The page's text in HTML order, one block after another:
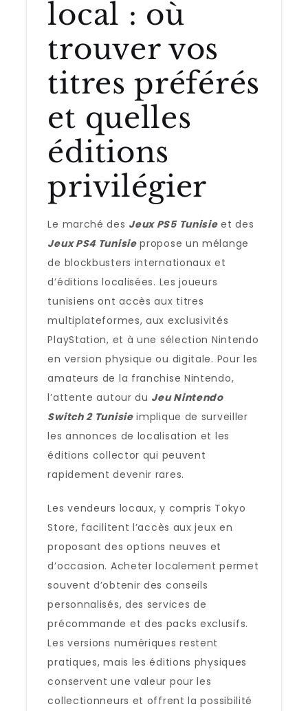
local : où
trouver vos
titres préférés
et quelles
éditions
privilégier
Le marché des Jeux PS5 Tunisieet des
Jeux PS4 Tunisiepropose un mélange
de blockbusters internationaux et
d’éditions localisées. Les joueurs
tunisiens ont accès aux titres
multiplateformes, aux exclusivités
PlayStation, et à une sélection Nintendo
en version physique ou digitale. Pour les
amateurs de la franchise Nintendo,
l’attente autour du Jeu Nintendo
Switch 2 Tunisieimplique de surveiller
les annonces de localisation et les
éditions collector qui peuvent
rapidement devenir rares.
Les vendeurs locaux, y compris Tokyo
Store, facilitent l’accès aux jeux en
proposant des options neuves et
d’occasion. Acheter localement permet
souvent d’obtenir des conseils
personnalisés, des services de
précommande et des packs exclusifs.
Les versions numériques restent
pratiques, mais les éditions physiques
conservent une valeur pour les
collectionneurs et offrent la possibilité